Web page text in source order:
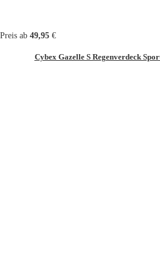
Preis ab 49,95 €
Cybex Gazelle S Regenverdeck